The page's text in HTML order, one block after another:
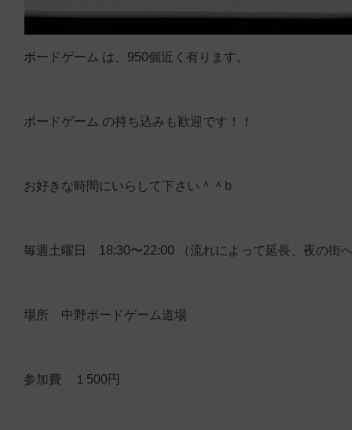
ボードゲーム は、950個近く有ります。
ボードゲーム の持ち込みも歓迎です！！
お好きな時間にいらして下さい＾＾b
毎週土曜日 18:30〜22:00 （流れによって延長、夜の街
場所 中野ボードゲーム道場
参加費 １500円